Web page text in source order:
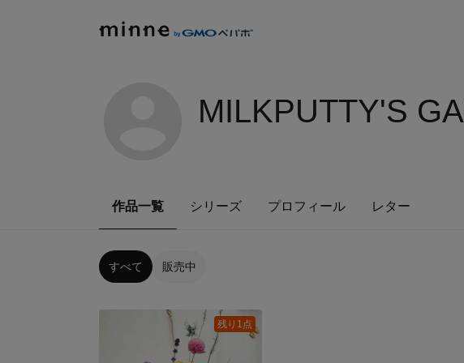
MILKPUTTY'S
作品一覧 シリーズ プロフィール レター
すべて 販売中
残り1点